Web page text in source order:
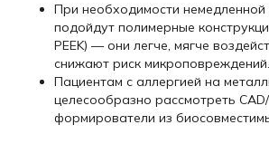
При необходимости немедленной
подойдут полимерные
PEEK) — они легче, мягче
снижают риск микроповреждений.
Пациентам с аллергией на
целесообразно рассмотреть
формирователи из